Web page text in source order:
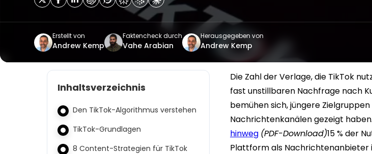
Erstellt von
Andrew Kemp
Faktencheck durch
Vahe Arabian
Herausgegeben von
Andrew Kemp
Inhaltsverzeichnis
Den TikTok-Algorithmus verstehen
TikTok-Grundlagen
8 Content-Strategien für TikTok
Die Zahl der Verlage, die TikTok
fast unstillbaren Nachfrage nach
bemühen sich, jüngere
Nachrichtenkanälen gezeigt
hinweg (PDF-Download)15 % der
Plattform als Nachrichtenanbieter